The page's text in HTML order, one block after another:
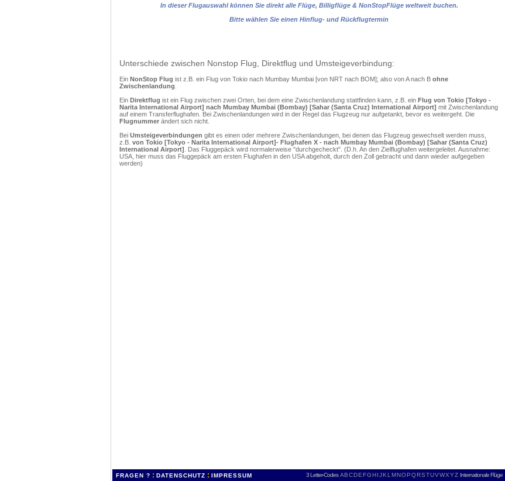
In dieser Flugauswahl können Sie direkt alle Flüge, Billigflüge & NonStopFlüge weltweit buchen.
Bitte wählen Sie einen Hinflug- und Rückflugtermin
Unterschiede zwischen Nonstop Flug, Direktflug und Umsteigeverbindung:
Ein NonStop Flug ist z.B. ein Flug von Tokio nach Mumbay Mumbai [von NRT nach BOM]; also von A nach B ohne
Zwischenlandung
Ein Direktflug ist ein Flug zwischen zwei Orten, bei dem eine Zwischenlandung stattfinden kann, z.B. ein Flug von Tokio [Tokyo -
Narita International Airport] nach Mumbay Mumbai (Bombay) [Sahar (Santa Cruz) International Airport] mit Zwischenlandung
auf einem Transferflughafen. Bei Zwischenlandungen wird in der Regel das Flugzeug nur aufgetankt, bevor es weitergeht. Die
Flugnummer ändert sich nicht.
Bei Umsteigeverbindungen gibt es einen oder mehrere Zwischenlandungen, bei denen das Flugzeug gewechselt werden muss,
z.B. von Tokio [Tokyo - Narita International Airport]- Flughafen X - nach Mumbay Mumbai (Bombay) [Sahar (Santa Cruz)
International Airport] . Das Fluggepäck wird normalerweise "durchgecheckt". (D.h. An den Zielflughafen weitergeleitet. Ausnahme:
USA, hier muss das Fluggepäck am ersten Flughafen in den USA abgeholt, durch den Zoll gebracht und dann wieder aufgegeben
werden)
FRAGEN ? : DATENSCHUTZ : IMPRESSUM 3 Letter-Codes ABCDEFGH IJKL MNOPQRSTUVWXYZ Internationale Flüge